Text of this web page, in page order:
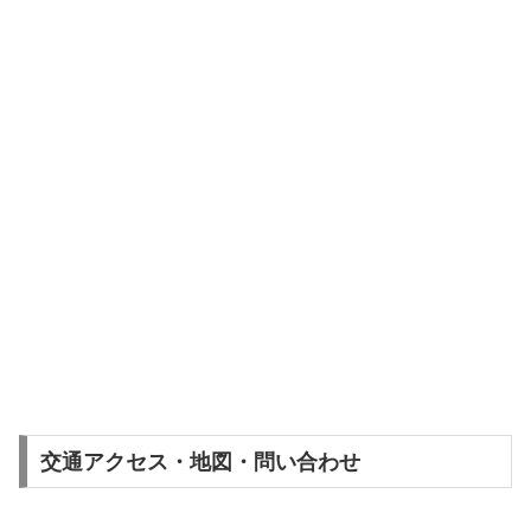
交通アクセス・地図・問い合わせ